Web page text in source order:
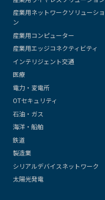
産業用ネットワークソリューショ
ン
産業用コンピューター
産業用エッジコネクティビティ
インテリジェント交通
医療
電力・変電所
OTセキュリティ
石油・ガス
海洋・船舶
鉄道
製造業
シリアルデバイスネットワーク
太陽光発電